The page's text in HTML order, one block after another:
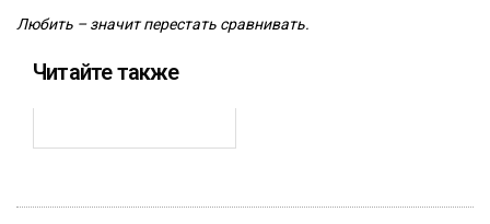
Любить – значит перестать сравнивать.
Читайте также